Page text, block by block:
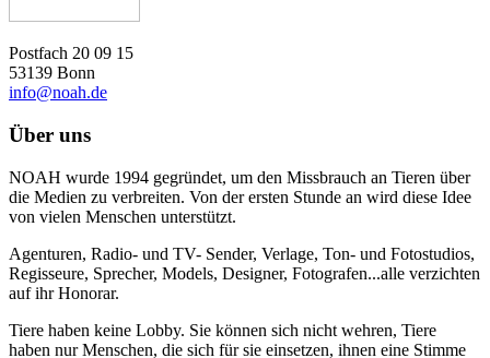
Postfach 20 09 15
53139 Bonn
info@noah.de
Über uns
NOAH wurde 1994 gegründet, um den Missbrauch an Tieren über
die Medien zu verbreiten. Von der ersten Stunde an wird diese Idee
von vielen Menschen unterstützt.
Agenturen, Radio- und TV- Sender, Verlage, Ton- und Fotostudios,
Regisseure, Sprecher, Models, Designer, Fotografen...alle verzichten
auf ihr Honorar.
Tiere haben keine Lobby. Sie können sich nicht wehren, Tiere
haben nur Menschen, die sich für sie einsetzen, ihnen eine Stimme